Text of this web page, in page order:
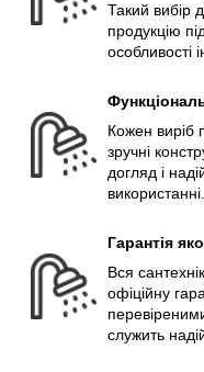
Такий вибір
продукцію
особливості
Кожен виріб
зручні
догляд і
використанні.
Гарантія
Вся
офіційну
служить